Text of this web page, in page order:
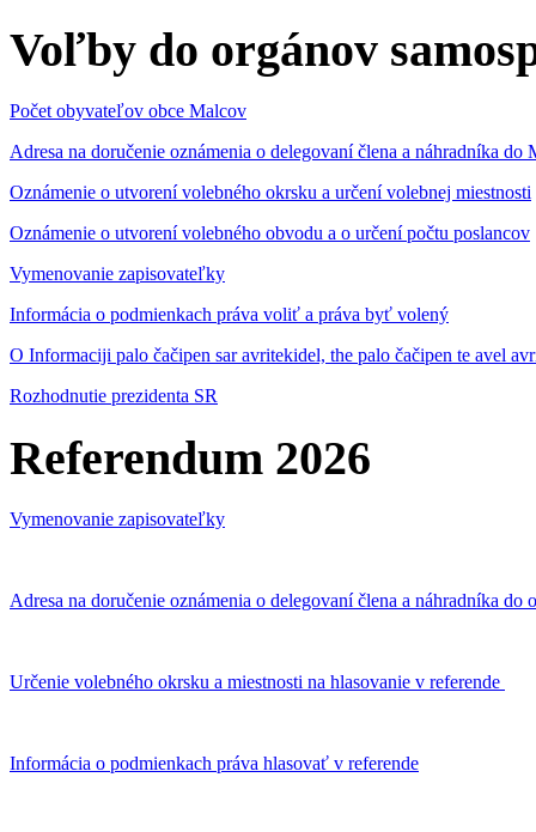
Voľby do orgánov
Počet obyvateľov obce Malcov
Adresa na doručenie oznámenia o delegovaní člena a náhradníka
Oznámenie o utvorení volebného okrsku a určení volebnej miestnosti
Oznámenie o utvorení volebného obvodu a o určení počtu poslancov
Vymenovanie zapisovateľky
Informácia o podmienkach práva voliť a práva byť volený
O Informaciji palo čačipen sar avritekidel, the palo čačipen te avel
Rozhodnutie prezidenta SR
Referendum 2026
Vymenovanie zapisovateľky
Adresa na doručenie oznámenia o delegovaní člena a náhradníka
Určenie volebného okrsku a miestnosti na hlasovanie v referende
Informácia o podmienkach práva hlasovať v referende